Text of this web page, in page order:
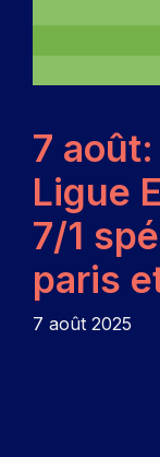
7
Ligue
7/1
paris
7 août 2025